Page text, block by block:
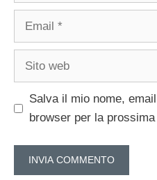
Email
Sito
Salva il mio nome,
browser per la